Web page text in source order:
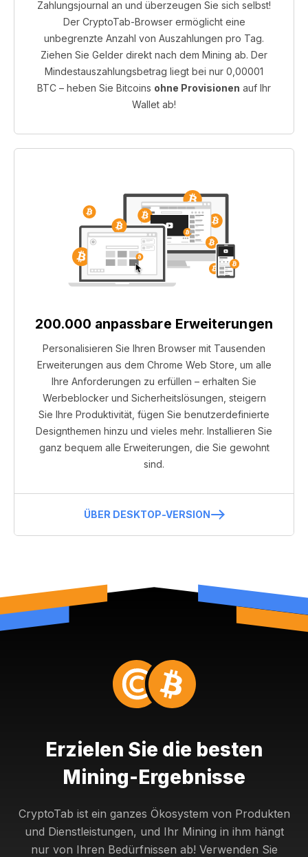
Zahlungsjournal an und überzeugen Sie sich selbst!
Der CryptoTab-Browser ermöglicht eine
unbegrenzte Anzahl von Auszahlungen pro Tag.
Ziehen Sie Gelder direkt nach dem Mining ab. Der
Mindestauszahlungsbetrag liegt bei nur 0,00001
BTC – heben Sie Bitcoins ohne Provisionen auf Ihr
Wallet ab!
200.000 anpassbare Erweiterungen
Personalisieren Sie Ihren Browser mit Tausenden
Erweiterungen aus dem Chrome Web Store, um alle
Ihre Anforderungen zu erfüllen – erhalten Sie
Werbeblocker und Sicherheitslösungen, steigern
Sie Ihre Produktivität, fügen Sie benutzerdefinierte
Designthemen hinzu und vieles mehr. Installieren Sie
ganz bequem alle Erweiterungen, die Sie gewohnt
sind.
ÜBER DESKTOP-VERSION
Erzielen Sie die besten
Mining-Ergebnisse
CryptoTab ist ein ganzes Ökosystem von Produkten
und Dienstleistungen, und Ihr Mining in ihm hängt
nur von Ihren Bedürfnissen ab! Verwenden Sie